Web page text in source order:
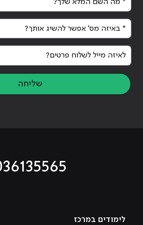
* באיזה מס' אפשר להשיג אותך?
לאיזה מייל לשלוח פרטים?
שליחה
לימודים במרכז